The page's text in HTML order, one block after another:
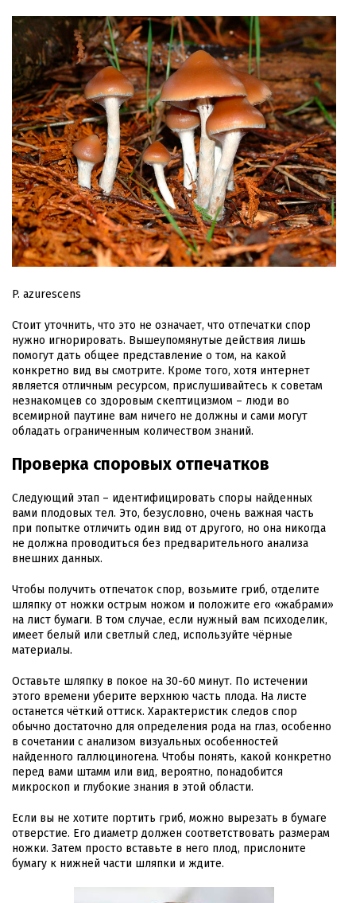
P. azurescens
Стоит уточнить, что это не означает, что отпечатки спор
нужно игнорировать. Вышеупомянутые действия лишь
помогут дать общее представление о том, на какой
конкретно вид вы смотрите. Кроме того, хотя интернет
является отличным ресурсом, прислушивайтесь к советам
незнакомцев со здоровым скептицизмом – люди во
всемирной паутине вам ничего не должны и сами могут
обладать ограниченным количеством знаний.
Проверка споровых отпечатков
Следующий этап – идентифицировать споры найденных
вами плодовых тел. Это, безусловно, очень важная часть
при попытке отличить один вид от другого, но она никогда
не должна проводиться без предварительного анализа
внешних данных.
Чтобы получить отпечаток спор, возьмите гриб, отделите
шляпку от ножки острым ножом и положите его «жабрами»
на лист бумаги. В том случае, если нужный вам психоделик,
имеет белый или светлый след, используйте чёрные
материалы.
Оставьте шляпку в покое на 30-60 минут. По истечении
этого времени уберите верхнюю часть плода. На листе
останется чёткий оттиск. Характеристик следов спор
обычно достаточно для определения рода на глаз, особенно
в сочетании с анализом визуальных особенностей
найденного галлюциногена. Чтобы понять, какой конкретно
перед вами штамм или вид, вероятно, понадобится
микроскоп и глубокие знания в этой области.
Если вы не хотите портить гриб, можно вырезать в бумаге
отверстие. Его диаметр должен соответствовать размерам
ножки. Затем просто вставьте в него плод, прислоните
бумагу к нижней части шляпки и ждите.